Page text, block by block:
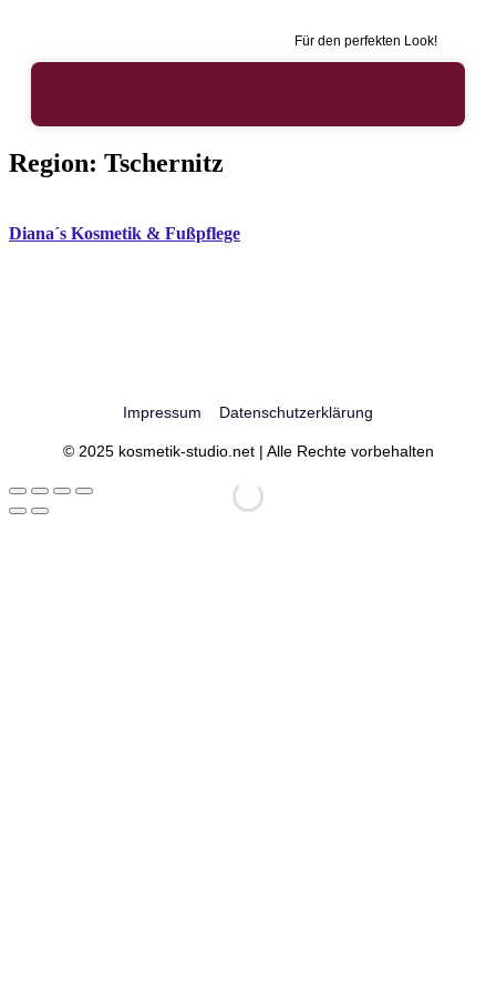
Für den perfekten Look!
Region: Tschernitz
Diana´s Kosmetik & Fußpflege
Impressum Datenschutzerklärung
© 2025 kosmetik-studio.net | Alle Rechte vorbehalten